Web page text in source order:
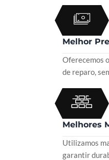
Melhor
Oferecemos
de reparo,
Melhores
Utilizamos
garantir